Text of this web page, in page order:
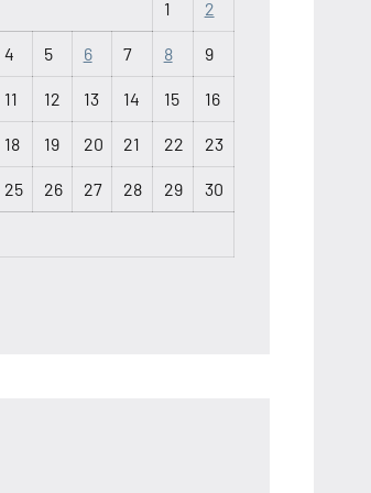
1 2
4 5 6 7 8 9
11 12 13 14 15 16
18 19 20 21 22 23
25 26 27 28 29 30